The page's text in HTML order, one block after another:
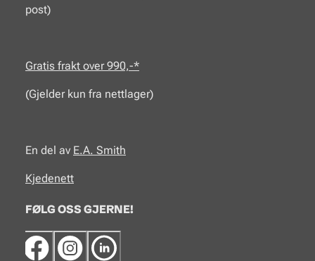
post)
Gratis frakt over 990,-*
(Gjelder kun fra nettlager)
En del av E.A. Smith
Kjedenett
FØLG OSS GJERNE!